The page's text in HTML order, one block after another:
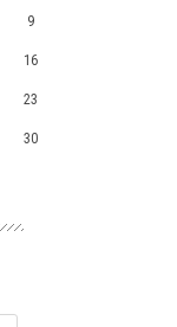
9
16
23
30